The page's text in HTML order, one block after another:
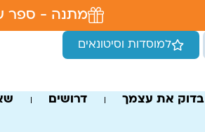
מתנה - ספר
למוסדות וסיטונאים
בדוק את עצמך דרושים